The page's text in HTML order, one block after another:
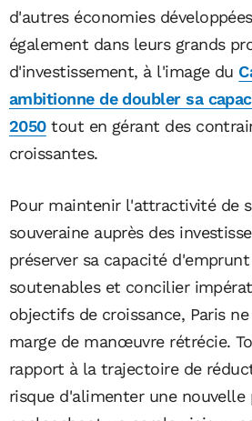
d'autres économies
également dans leurs grands
d'investissement, à l'image du
ambitionne de doubler sa
2050tout en gérant des
croissantes.
Pour maintenir l'attractivité de
souveraine auprès des
préserver sa capacité
soutenables et concilier
objectifs de croissance, Paris
marge de manœuvre rétrécie.
rapport à la trajectoire de
risque d'alimenter une nouvelle